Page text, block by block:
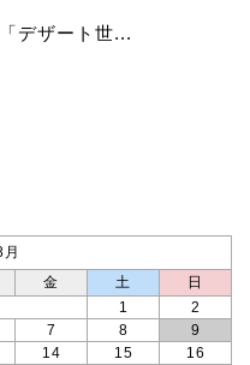
デザート世...
金 土
日
1
2
7 8
9
14 15
16